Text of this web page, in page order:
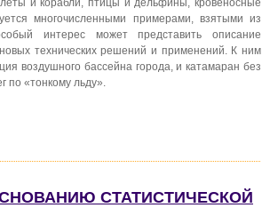
многочисленными примерами, взятыми из
интерес может представить описание
технических решений и применений. К ним
воздушного бассейна города, и катамаран без
по «тонкому льду».
СТАТИСТИЧЕСКОЙ